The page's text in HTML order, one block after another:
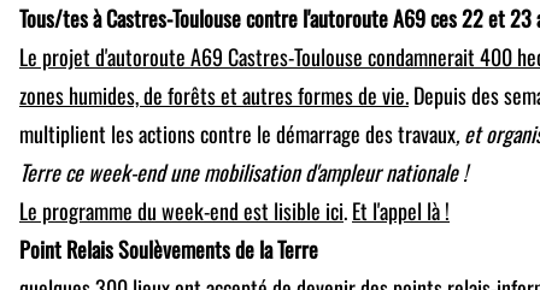
Tous/tes à Castres-Toulouse contre l'autoroute A69 ces 22 et 23
Le projet d'autoroute A69 Castres-Toulouse condamnerait 400
zones humides, de forêts et autres formes de vie.Depuis des
multiplient les actions contre le démarrage des travaux, et
Terre ce week-end une mobilisation d'ampleur nationale !
Le programme du week-end est lisible ici.Et l'appel là !
Point Relais Soulèvements de la Terre